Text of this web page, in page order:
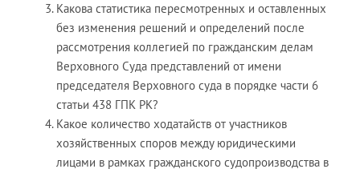
Какова статистика пересмотренных и оставленных
без изменения решений и определений после
рассмотрения коллегией по гражданским делам
Верховного Суда представлений от имени
председателя Верховного суда в порядке части 6
статьи 438 ГПК РК?
Какое количество ходатайств от участников
хозяйственных споров между юридическими
лицами в рамках гражданского судопроизводства в